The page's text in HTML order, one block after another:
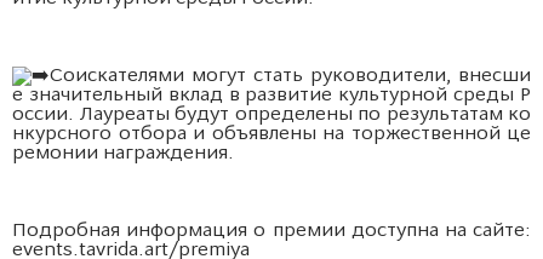
Соискателями могут стать руководители, внесши
е значительный вклад в развитие культурной среды Р
оссии. Лауреаты будут определены по результатам ко
нкурсного отбора и объявлены на торжественной це
ремонии награждения.
Подробная информация о премии доступна на сайте:
events.tavrida.art/premiya